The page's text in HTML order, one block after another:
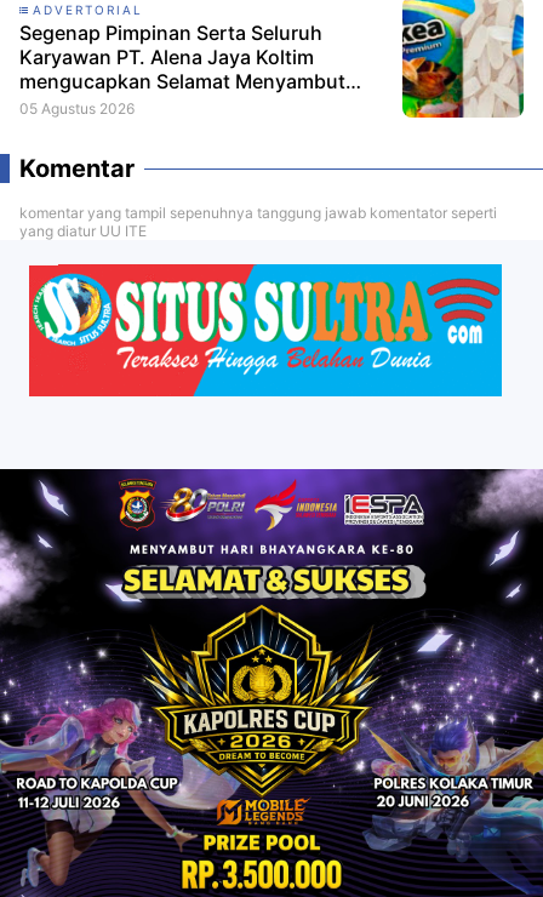
ADVERTORIAL
Segenap Pimpinan Serta Seluruh
Karyawan PT. Alena Jaya Koltim
mengucapkan Selamat Menyambut
HUT RI ke-81
05 Agustus 2026
Komentar
komentar yang tampil sepenuhnya tanggung jawab komentator seperti
yang diatur UU ITE